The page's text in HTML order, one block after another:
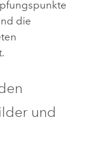
die
und